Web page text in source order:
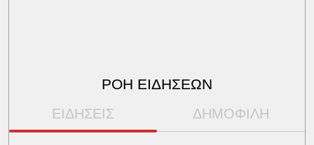
ΡΟΗ ΕΙΔΗΣΕΩΝ
ΕΙΔΗΣΕΙΣ ΔΗΜΟΦΙΛΗ